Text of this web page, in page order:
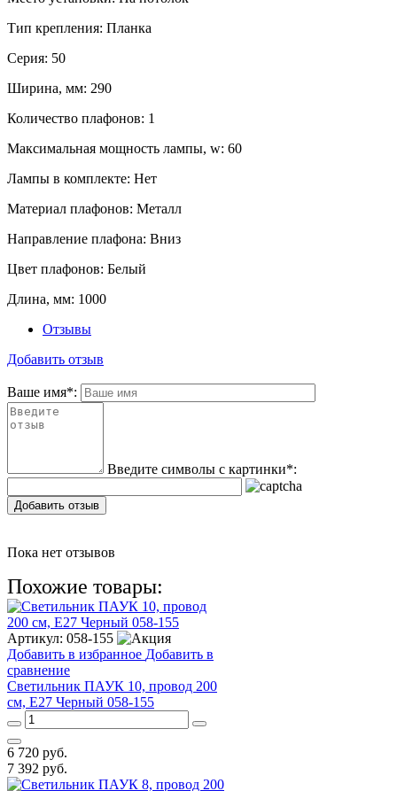
Тип крепления: Планка
Серия: 50
Ширина, мм: 290
Количество плафонов: 1
Максимальная мощность лампы, w: 60
Лампы в комплекте: Нет
Материал плафонов: Металл
Направление плафона: Вниз
Цвет плафонов: Белый
Длина, мм: 1000
Отзывы
Добавить отзыв
Ваше имя*:
Введите символы с картинки*:
Добавить отзыв
Пока нет отзывов
Похожие товары:
Артикул: 058-155
Добавить в избранное Добавить в
сравнение
Светильник ПАУК 10, провод 200
см, E27 Черный 058-155
6 720 руб.
7 392 руб.